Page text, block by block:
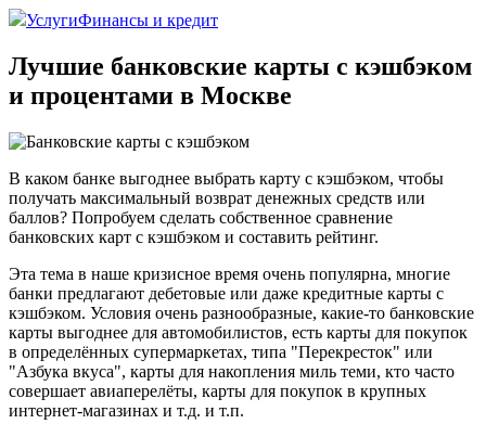
УслугиФинансы и кредит
Лучшие банковские карты с кэшбэком
и процентами в Москве
В каком банке выгоднее выбрать карту с кэшбэком, чтобы
получать максимальный возврат денежных средств или
баллов? Попробуем сделать собственное сравнение
банковских карт с кэшбэком и составить рейтинг.
Эта тема в наше кризисное время очень популярна, многие
банки предлагают дебетовые или даже кредитные карты с
кэшбэком. Условия очень разнообразные, какие-то банковские
карты выгоднее для автомобилистов, есть карты для покупок
в определённых супермаркетах, типа "Перекресток" или
"Азбука вкуса", карты для накопления миль теми, кто часто
совершает авиаперелёты, карты для покупок в крупных
интернет-магазинах и т.д. и т.п.